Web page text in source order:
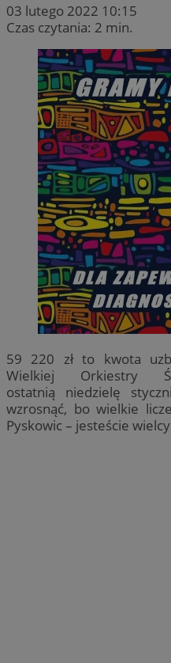
03 lutego 2022 10:15
Czas czytania: 2 min.
59 220 zł to kwota
Wielkiej Orkiestry
ostatnią niedzielę
wzrosnąć, bo wielkie
Pyskowic – jesteście